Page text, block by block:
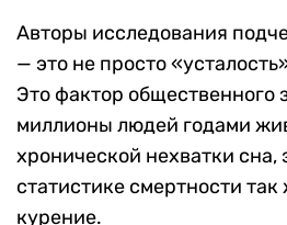
Авторы исследования
— это не просто
Это фактор общественного
миллионы людей годами
хронической нехватки сна,
статистике смертности
курение.